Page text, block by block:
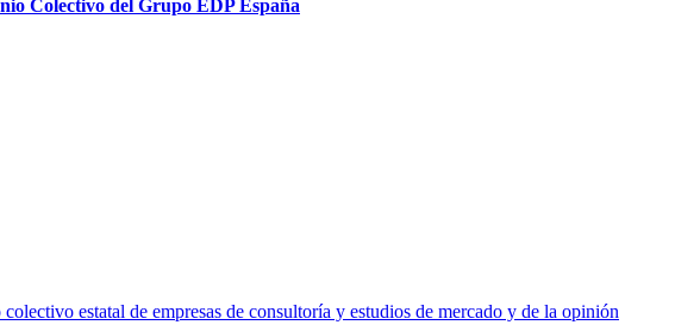
Colectivo del Grupo EDP España
estatal de empresas de consultoría y estudios de mercado y de la opinión